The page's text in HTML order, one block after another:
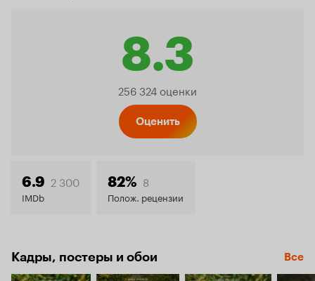
8.3
Рейтинг
8.3
256 324 оценки
Оценить
6.9 2 300
IMDb
82% 8
Полож. рецензии
Кадры, постеры и обои Все